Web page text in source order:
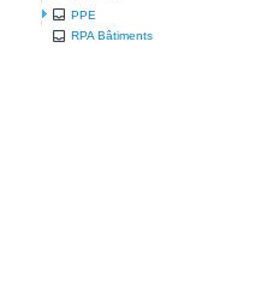
PPE
RPA Bâtiments